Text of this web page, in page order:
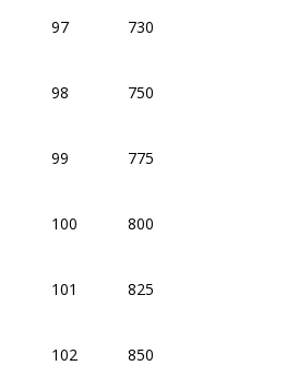
97 730
98 750
99 775
100 800
101 825
102 850